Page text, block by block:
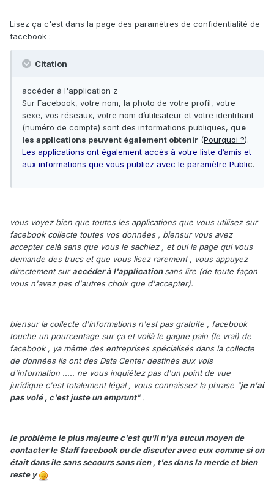
Lisez ça c'est dans la page des paramètres de confidentialité de
facebook :
Citation
accéder à l'application z
Sur Facebook, votre nom, la photo de votre profil, votre
sexe, vos réseaux, votre nom d’utilisateur et votre identifiant
(numéro de compte) sont des informations publiques, que
les applications peuvent également obtenir (Pourquoi ?).
Les applications ont également accès à votre liste d’amis et
aux informations que vous publiez avec le paramètre Public.
vous voyez bien que toutes les applications que vous utilisez sur
facebook collecte toutes vos données , biensur vous avez
accepter celà sans que vous le sachiez , et oui la page qui vous
demande des trucs et que vous lisez rarement , vous appuyez
directement suraccéder à l'applicationsans lire (de toute façon
vous n'avez pas d'autres choix que d'accepter).
biensur la collecte d'informations n'est pas gratuite , facebook
touche un pourcentage sur ça et voilà le gagne pain (le vrai) de
facebook , ya même des entreprises spécialisés dans la collecte
de données ils ont des Data Center destinés aux vols
d'information ..... ne vous inquiétez pas d'un point de vue
juridique c'est totalement légal , vous connaissez la phrase "je n'ai
pas volé , c'est juste un emprunt" .
le problème le plus majeure c'est qu'il n'ya aucun moyen de
contacter le Staff facebook ou de discuter avec eux comme si on
était dans île sans secours sans rien , t'es dans la merde et bien
reste y